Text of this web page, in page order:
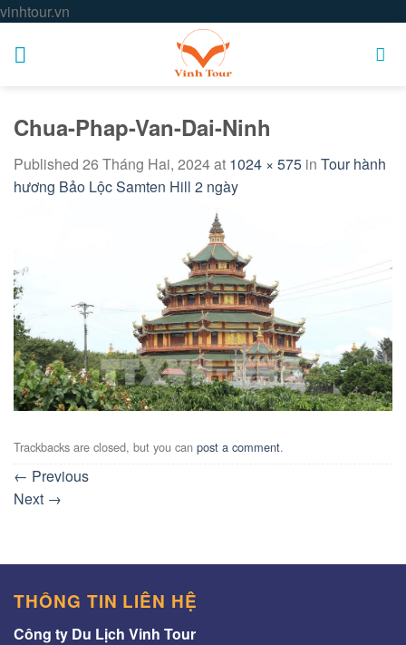
vinhtour.vn
Chua-Phap-Van-Dai-Ninh
Published 26 Tháng Hai, 2024at 1024 × 575 in Tour hành
hương Bảo Lộc Samten Hill 2 ngày
Trackbacks are closed, but you can post a comment.
← Previous
Next →
THÔNG TIN LIÊN HỆ
Công ty Du Lịch Vinh Tour